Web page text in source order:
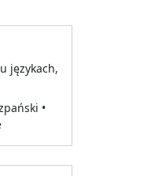
językach,
•